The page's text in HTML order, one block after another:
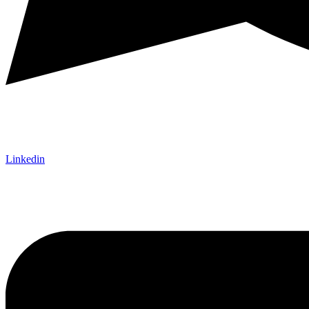
Linkedin